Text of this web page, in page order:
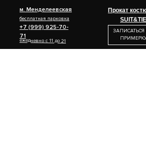
+7 (999) 925-70-
71
ежедневно с 11 до 21
бесплатная парковка
м. Менделеевская
Прокат
SUIT&TIE